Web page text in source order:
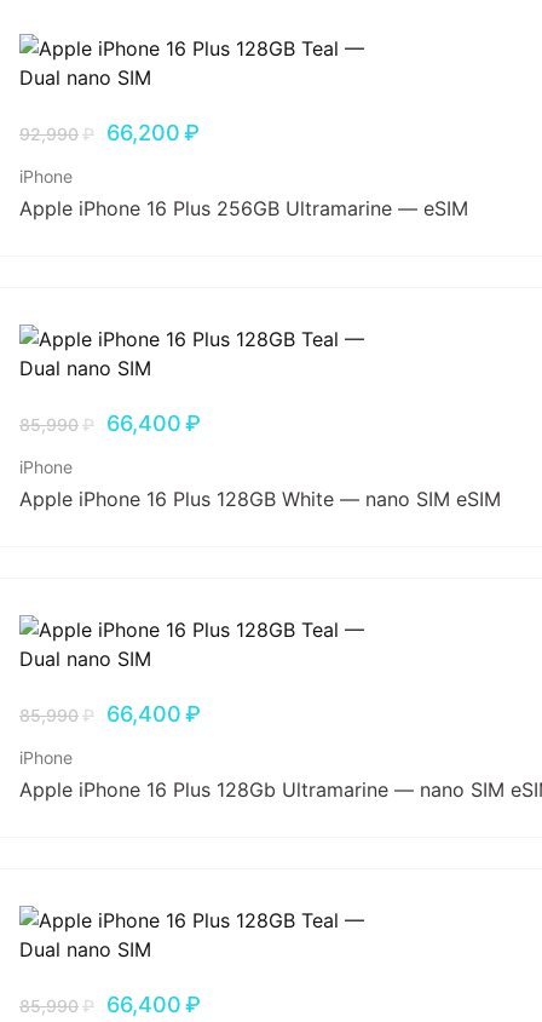
92,990₽ 66,200₽
iPhone
Apple iPhone 16 Plus 256GB Ultramarine — eSIM
85,990₽ 66,400₽
iPhone
Apple iPhone 16 Plus 128GB White — nano SIM eSIM
85,990₽ 66,400₽
iPhone
Apple iPhone 16 Plus 128Gb Ultramarine — nano SIM
85,990₽ 66,400₽